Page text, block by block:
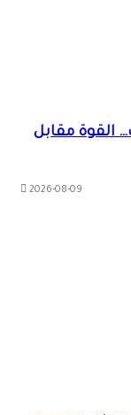
مقابل
2026-08-09